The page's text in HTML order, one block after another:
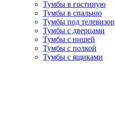
Тумбы в гостиную
Тумбы в спальню
Тумбы под телевизор
Тумбы с дверцами
Тумбы с нишей
Тумбы с полкой
Тумбы с ящиками